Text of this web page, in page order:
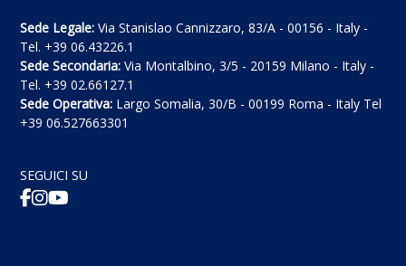
Sede Legale: Via Stanislao Cannizzaro, 83/A - 00156 - Italy -
Tel. +39 06.43226.1
Sede Secondaria: Via Montalbino, 3/5 - 20159 Milano - Italy -
Tel. +39 02.66127.1
Sede Operativa: Largo Somalia, 30/B - 00199 Roma - Italy Tel
+39 06.527663301
SEGUICI SU